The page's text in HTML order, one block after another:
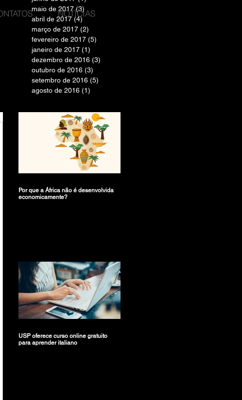
NOTÍCIAS
maio de 2017 (3) 3 posts
abril de 2017 (4)4 posts
março de 2017 (2)
fevereiro de 2017 (5)
janeiro de 2017 (1)
dezembro de 2016 (3)
outubro de 2016 (3)
setembro de 2016 (5)
agosto de 2016 (1)
Por que a África não é desenvolvida
economicamente?
USP oferece curso online gratuito
para aprender italiano